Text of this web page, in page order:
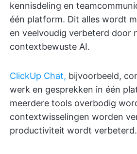
kennisdeling en
één platform. Dit alles wordt
en veelvoudig verbeterd door
contextbewuste AI.
ClickUp Chat, bijvoorbeeld,
werk en gesprekken in één
meerdere tools overbodig
contextwisselingen worden
productiviteit wordt verbeterd.